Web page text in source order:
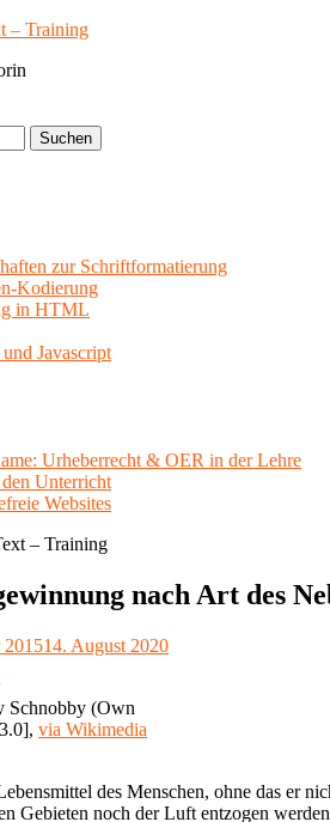
– Training
zur Schriftformatierung
Kodierung
in HTML
Javascript
Urheberrecht & OER in der Lehre
Unterricht
Websites
nach Art des
201514. August 2020
Schnobby (Own
via Wikimedia
des Menschen, ohne das er
Gebieten noch der Luft entzogen